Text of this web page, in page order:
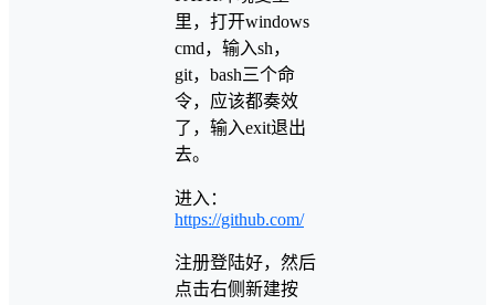
里，打开windows
cmd，输入sh，
git，bash三个命
令，应该都奏效
了，输入exit退出
去。
进入：
https://github.com/
注册登陆好，然后
点击右侧新建按